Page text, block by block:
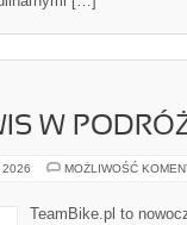
W
2026 MOŻLIWOŚĆ
TeamBike.pl to